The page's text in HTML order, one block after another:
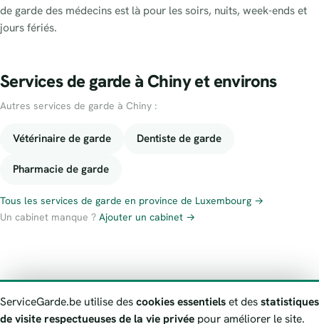
de garde des médecins est là pour les soirs, nuits, week-ends et
jours fériés.
Services de garde à Chiny et environs
Autres services de garde à Chiny :
Vétérinaire de garde Dentiste de garde
Pharmacie de garde
Tous les services de garde en province de Luxembourg →
Un cabinet manque ? Ajouter un cabinet →
AvertissementSignaler une information erronée
ServiceGarde.be utilise descookies essentielset desstatistiques
de visite respectueuses de la vie privée pour améliorer le site.